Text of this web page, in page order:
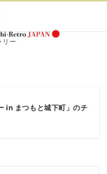
リー
in まつもと城下町」のチ